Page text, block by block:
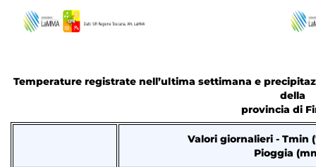
Temperature registrate nell’ultima settimana e
della
provincia di
Valori giornalieri - Tmin
Pioggia